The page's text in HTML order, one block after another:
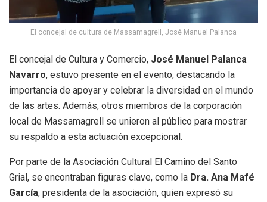
El concejal de cultura de Massamagrell, José Manuel Palanca
El concejal de Cultura y Comercio, José Manuel Palanca
Navarro, estuvo presente en el evento, destacando la
importancia de apoyar y celebrar la diversidad en el mundo
de las artes. Además, otros miembros de la corporación
local de Massamagrell se unieron al público para mostrar
su respaldo a esta actuación excepcional.
Por parte de la Asociación Cultural El Camino del Santo
Grial, se encontraban figuras clave, como la Dra. Ana Mafé
García, presidenta de la asociación, quien expresó su